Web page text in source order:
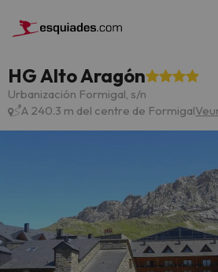
HG Alto Aragón
Urbanización Formigal, s/n
A 240.3 m del centre de Formigal